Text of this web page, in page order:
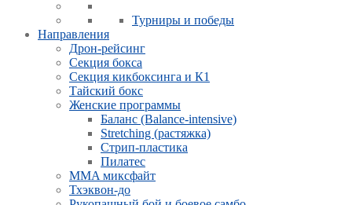
Турниры и победы
Направления
Дрон-рейсинг
Секция бокса
Секция кикбоксинга и К1
Тайский бокс
Женские программы
Баланс (Balance-intensive)
Stretching (растяжка)
Стрип-пластика
Пилатес
MMA миксфайт
Тхэквон-до